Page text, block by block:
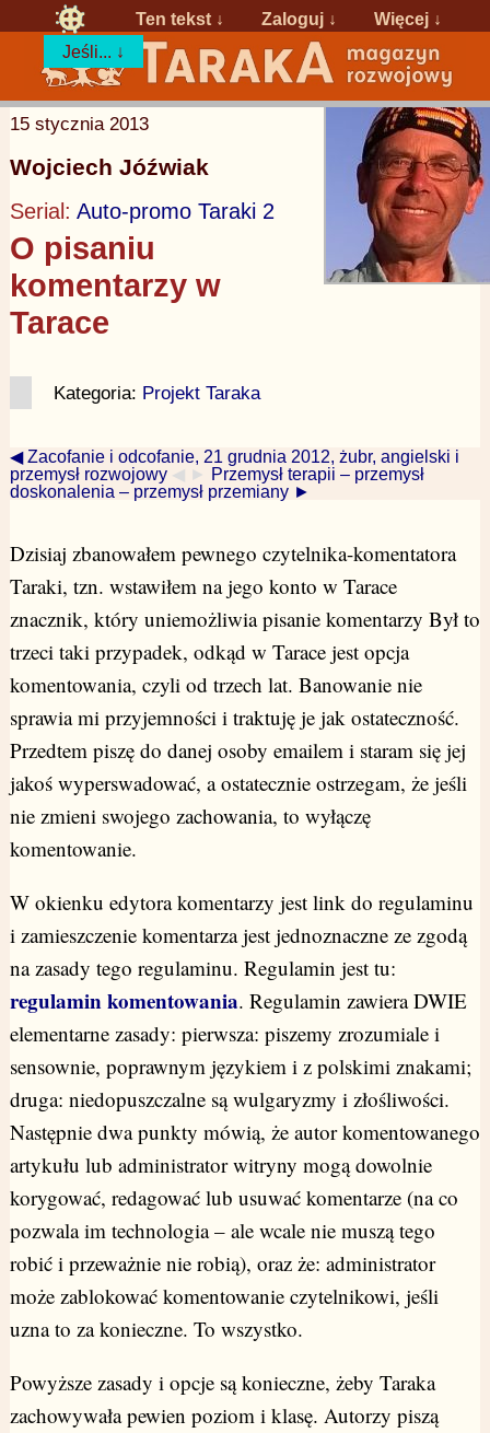
Ten tekst ↓ Zaloguj ↓
Więcej ↓
Jeśli... ↓
15 stycznia 2013
Wojciech Jóźwiak
Serial: Auto-promo Taraki 2
O pisaniu
komentarzy w
Tarace
Kategoria: Projekt Taraka
◀ Zacofanie i odcofanie, 21 grudnia 2012, żubr, angielski i
przemysł rozwojowy ◀ ► Przemysł terapii – przemysł
doskonalenia – przemysł przemiany ►
Dzisiaj zbanowałem pewnego czytelnika-komentatora
Taraki, tzn. wstawiłem na jego konto w Tarace
znacznik, który uniemożliwia pisanie komentarzy Był to
trzeci taki przypadek, odkąd w Tarace jest opcja
komentowania, czyli od trzech lat. Banowanie nie
sprawia mi przyjemności i traktuję je jak ostateczność.
Przedtem piszę do danej osoby emailem i staram się jej
jakoś wyperswadować, a ostatecznie ostrzegam, że jeśli
nie zmieni swojego zachowania, to wyłączę
komentowanie.
W okienku edytora komentarzy jest link do regulaminu
i zamieszczenie komentarza jest jednoznaczne ze zgodą
na zasady tego regulaminu. Regulamin jest tu:
regulamin komentowania. Regulamin zawiera DWIE
elementarne zasady: pierwsza: piszemy zrozumiale i
sensownie, poprawnym językiem i z polskimi znakami;
druga: niedopuszczalne są wulgaryzmy i złośliwości.
Następnie dwa punkty mówią, że autor komentowanego
artykułu lub administrator witryny mogą dowolnie
korygować, redagować lub usuwać komentarze (na co
pozwala im technologia – ale wcale nie muszą tego
robić i przeważnie nie robią), oraz że: administrator
może zablokować komentowanie czytelnikowi, jeśli
uzna to za konieczne. To wszystko.
Powyższe zasady i opcje są konieczne, żeby Taraka
zachowywała pewien poziom i klasę. Autorzy piszą